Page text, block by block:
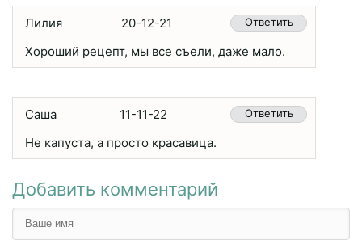
Лилия 20-12-21 Ответить
Хороший рецепт, мы все съели, даже мало.
Саша 11-11-22 Ответить
Не капуста, а просто красавица.
Добавить комментарий